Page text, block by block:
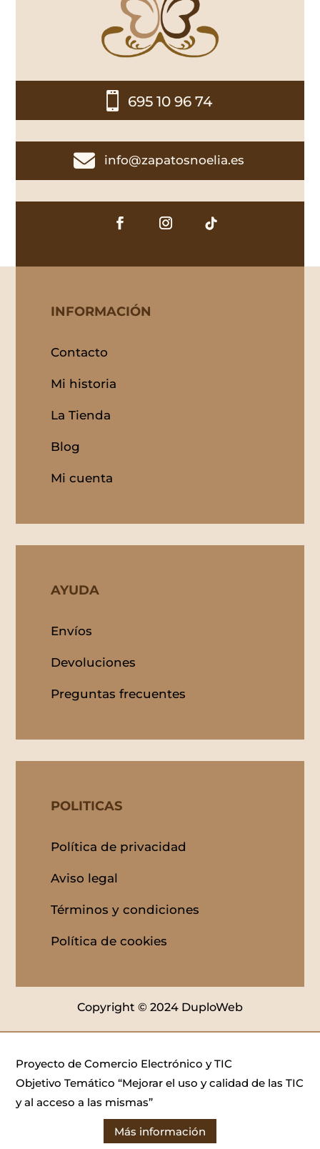
 695 10 96 74
 info@zapatosnoelia.es
INFORMACIÓN
Contacto
Mi historia
La Tienda
Blog
Mi cuenta
AYUDA
Envíos
Devoluciones
Preguntas frecuentes
POLITICAS
Política de privacidad
Aviso legal
Términos y condiciones
Política de cookies
Copyright © 2024 DuploWeb
Proyecto de Comercio Electrónico y TIC
Objetivo Temático “Mejorar el uso y calidad de las TIC
y al acceso a las mismas”
Más información